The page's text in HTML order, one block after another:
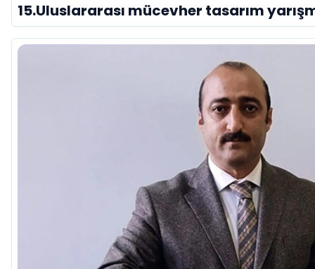
15.Uluslararası mücevher tasarım